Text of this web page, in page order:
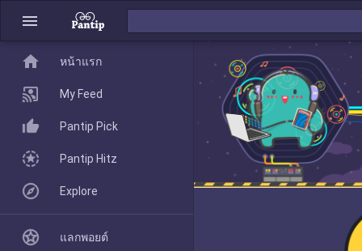
menu
home
Pantip Pick
home หน้าแรก
My Feed
Pantip Pick
Pantip Hitz
Explore
แลกพอยต์